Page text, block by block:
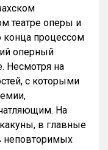
театре оперы и
конца процессом
оперный
Несмотря на
с которыми
На
в главные
неповторимых